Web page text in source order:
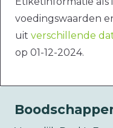
voedingswaarden
uit verschillende
op 01-12-2024.